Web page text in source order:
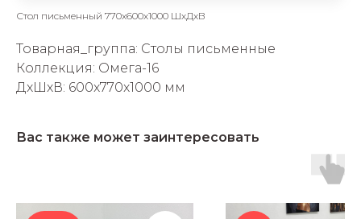
Стол письменный 770х600х1000 ШхДхВ
Товарная_группа: Столы письменные
Коллекция: Омега-16
ДxШxВ: 600x770x1000 мм
Вас также может заинтересовать